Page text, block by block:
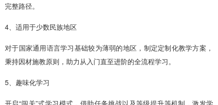
完整路径。
4、适用于少数民族地区
对于国家通用语言学习基础较为薄弱的地区，制定定制化教学方案，
秉持因材施教原则，助力从入门直至进阶的全流程学习。
5、趣味化学习
开启“闯关”式学习模式，借助任务挑战以及等级提升等机制，激发学